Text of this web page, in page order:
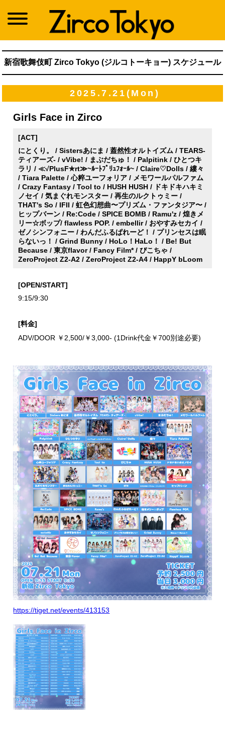
新宿歌舞伎町 Zirco Tokyo (ジルコトーキョー) スケジュール
2025.7.21(Mon)
Girls Face in Zirco
[ACT]
にとくり。 / Sistersあにま / 蓋然性オルトイズム / TEARS-
ティアーズ- / vVibe! / まぶだちゅ！ / Palpitink / ひとつキ
ラリ / ≪√PlusF✯rt≫~ﾙｰﾄﾌﾟﾘｭﾌｫｰﾙ~ / Claire♡Dolls / 縷々
/ Tiara Palette / 心粹ユーフォリア / メモワールパルファム
/ Crazy Fantasy / Tool to / HUSH HUSH / ドキドキハキミ
ノセイ / 気まぐれモンスター / 再生のルクトゥミー /
THAT's So / IFII / 虹色幻想曲〜プリズム・ファンタジア〜 /
ヒップバーン / Re:Code / SPICE BOMB / Ramu'z / 煌きメ
リー☆ボップ/ flawless POP. / embellir / おやすみセカイ /
ゼノシンフォニー / わんだふるぱれーど！ / プリンセスは眠
らないっ！ / Grind Bunny / HoLo！HaLo！ / Be! But
Because / 東京flavor / Fancy Film* / ぴこちゃ /
ZeroProject Z2-A2 / ZeroProject Z2-A4 / HappY bLoom
[OPEN/START]
9:15/9:30
[料金]
ADV/DOOR ￥2,500/￥3,000- (1Drink代金￥700別途必要)
https://tiget.net/events/413153